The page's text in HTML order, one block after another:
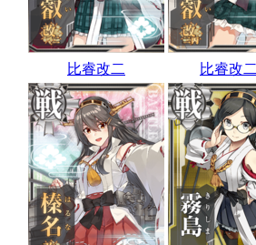
比睿改二 比睿改